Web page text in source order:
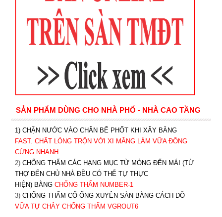
SẢN PHẨM DÙNG CHO NHÀ PHỐ - NHÀ CAO TẦNG
1) CHẶN NƯỚC VÀO CHÂN BỂ PHỐT KHI XÂY BẰNG
FAST. CHẤT LỎNG TRỘN VỚI XI MĂNG LÀM VỮA ĐÔNG
CỨNG NHANH
2) CHỐNG THẤM CÁC HẠNG MỤC TỪ MÓNG ĐẾN MÁI (TỪ
THỢ ĐẾN CHỦ NHÀ ĐỀU CÓ THỂ TỰ THỰC
HIỆN) BẰNG CHỐNG THẤM NUMBER-1
3) CHỐNG THẤM CỔ ỐNG XUYÊN SÀN BẰNG CÁCH ĐỖ
VỮA TỰ CHẢY CHỐNG THẤM VGROUT6